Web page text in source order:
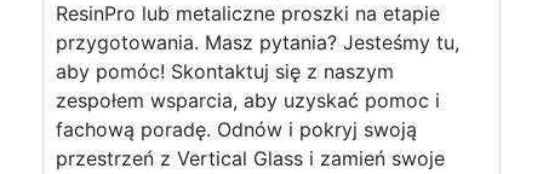
ResinPro lub metaliczne proszki na etapie
przygotowania. Masz pytania? Jesteśmy tu,
aby pomóc! Skontaktuj się z naszym
zespołem wsparcia, aby uzyskać pomoc i
fachową poradę. Odnów i pokryj swoją
przestrzeń z Vertical Glass i zamień swoje